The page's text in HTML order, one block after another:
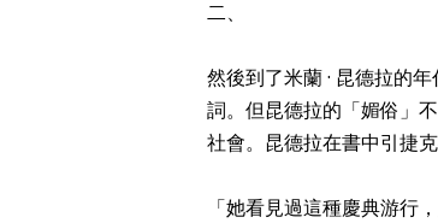
二、
然後到了米蘭 · 昆德拉的
詞。但昆德拉的「媚俗」
社會。昆德拉在書中引捷
「她看見過這種慶典游行